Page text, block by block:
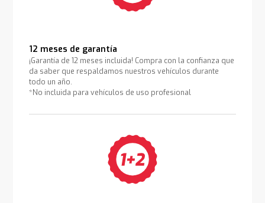
12 meses de garantía
¡Garantía de 12 meses incluida! Compra con la confianza que
da saber que respaldamos nuestros vehículos durante
todo un año.
*No incluida para vehículos de uso profesional